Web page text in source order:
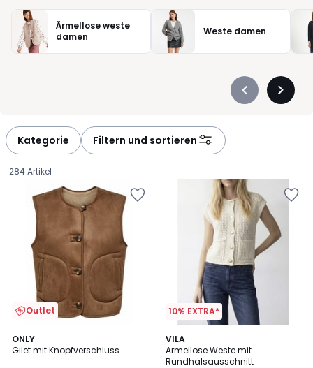
Ärmellose weste
damen
Weste damen
Précédent
Kategorie Filtern und sortieren
284 Artikel
Outlet
ONLY
Gilet mit Knopfverschluss
3,5
/ 5
10% EXTRA*
VILA
Ärmellose Weste mit
Rundhalsausschnitt
5
/
5